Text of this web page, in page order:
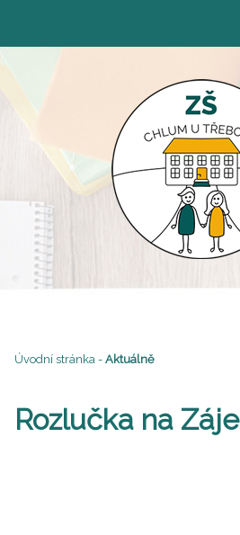
Úvodní stránka - Aktuálně
Rozlučka na